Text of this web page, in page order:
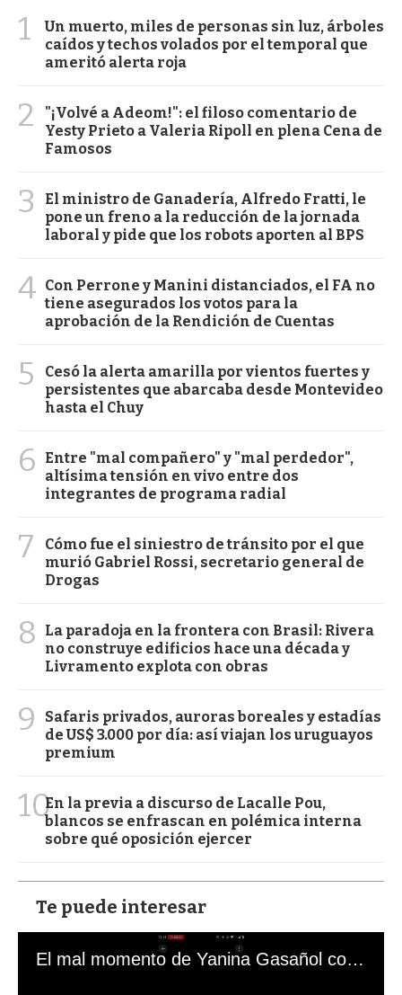
1
Un muerto, miles de personas sin luz, árboles
caídos y techos volados por el temporal que
ameritó alerta roja
2
"¡Volvé a Adeom!": el filoso comentario de
Yesty Prieto a Valeria Ripoll en plena Cena de
Famosos
3
El ministro de Ganadería, Alfredo Fratti, le
pone un freno a la reducción de la jornada
laboral y pide que los robots aporten al BPS
4 Con Perrone y Manini distanciados, el FA no
tiene asegurados los votos para la
aprobación de la Rendición de Cuentas
5
Cesó la alerta amarilla por vientos fuertes y
persistentes que abarcaba desde Montevideo
hasta el Chuy
6
Entre "mal compañero" y "mal perdedor",
altísima tensión en vivo entre dos
integrantes de programa radial
7
Cómo fue el siniestro de tránsito por el que
murió Gabriel Rossi, secretario general de
Drogas
8
La paradoja en la frontera con Brasil: Rivera
no construye edificios hace una década y
Livramento explota con obras
9
Safaris privados, auroras boreales y estadías
de US$ 3.000 por día: así viajan los uruguayos
premium
10En la previa a discurso de Lacalle Pou,
blancos se enfrascan en polémica interna
sobre qué oposición ejercer
Te puede interesar
El mal momento de Yanina Gasañol con un hincha argentino en "Subrayado"